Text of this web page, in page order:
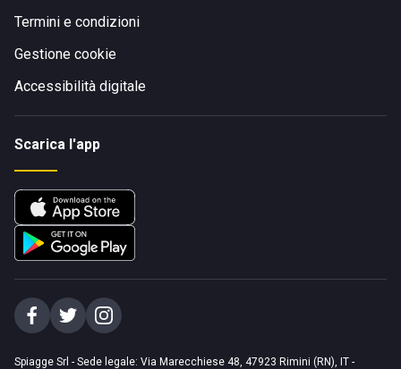
Termini e condizioni
Gestione cookie
Accessibilità digitale
Scarica l'app
Spiagge Srl - Sede legale: Via Marecchiese 48, 47923 Rimini (RN), IT -